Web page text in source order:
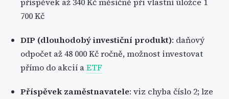
700 Kč
DIP (dlouhodobý investiční produkt): daňový
odpočet až 48 000 Kč ročně, možnost investovat
přímo do akcií aETF
Příspěvek zaměstnavatele: viz chyba číslo 2; lze